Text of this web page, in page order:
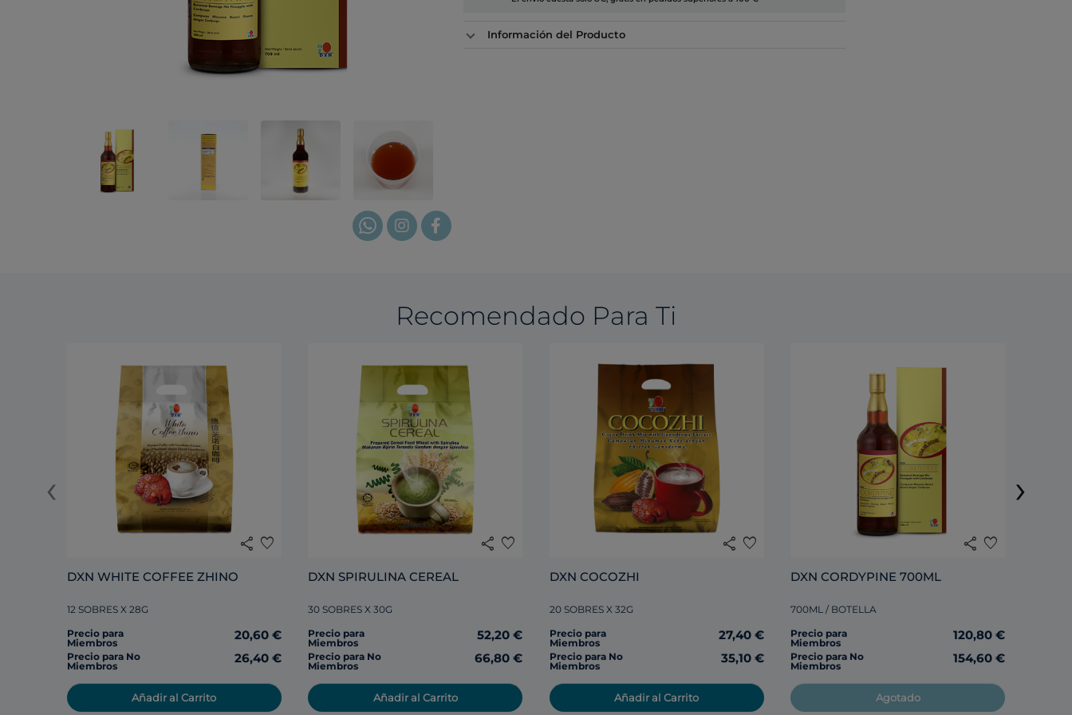
Información del Producto
Recomendado Para Ti
share favorite
DXN WHITE COFFEE ZHINO
12 SOBRES X 28G
Precio para
Miembros
20,60 €
Precio para No
Miembros
26,40 €
Añadir al Carrito
share favorite
30 SOBRES X 30G
Precio para
Miembros
52,20 €
Precio para No
Miembros
66,80 €
Añadir al Carrito
share favorite
DXN COCOZHI
20 SOBRES X 32G
Precio para
Miembros
27,40 €
Precio para No
Miembros
35,10 €
Añadir al Carrito
share favorite
DXN CORDYPINE 700ML
700ML / BOTELLA
Precio para
Miembros
120,80 €
Precio para No
Miembros
154,60 €
Agotado
‹ ›